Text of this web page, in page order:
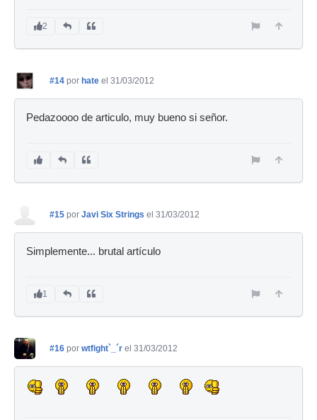
2
#14 por hate el 31/03/2012
Pedazoooo de articulo, muy bueno si señor.
#15 por Javi Six Strings el 31/03/2012
Simplemente... brutal artículo
1
#16 por wtfight`_´r el 31/03/2012